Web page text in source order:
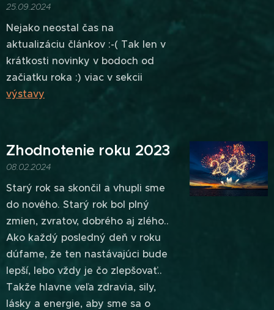
25.09.2024
Nejako neostal čas na
aktualizáciu článkov :-( Tak len v
krátkosti novinky v bodoch od
začiatku roka :) viac v sekcii
výstavy
Zhodnotenie roku 2023
08.02.2024
Starý rok sa skončil a vhupli sme
do nového. Starý rok bol plný
zmien, zvratov, dobrého aj zlého..
Ako každý posledný deň v roku
dúfame, že ten nastávajúci bude
lepší, lebo vždy je čo zlepšovať..
Takže hlavne veľa zdravia, sily,
lásky a energie, aby sme sa o